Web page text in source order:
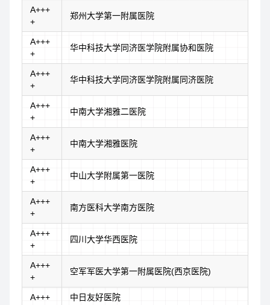
A+++
+
郑州大学第一附属医院
A+++
+
华中科技大学同济医学院附属协和医院
A+++
+
华中科技大学同济医学院附属同济医院
A+++
+
中南大学湘雅二医院
A+++
+
中南大学湘雅医院
A+++
+
中山大学附属第一医院
A+++
+
南方医科大学南方医院
A+++
+
四川大学华西医院
A+++
+
空军军医大学第一附属医院(西京医院)
A+++ 中日友好医院